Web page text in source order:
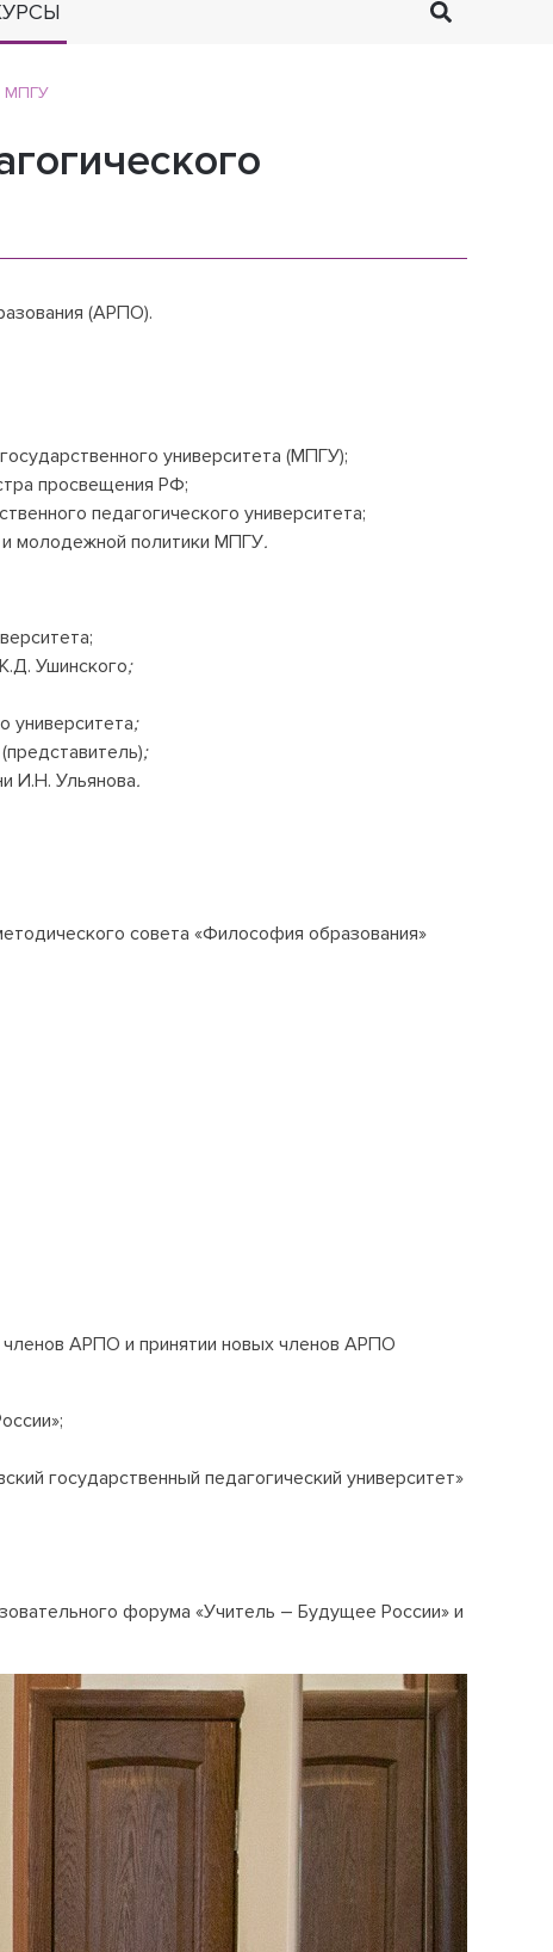
МПГУ
(АРПО).
университета (МПГУ);
просвещения РФ;
педагогического университета;
и молодежной политики МПГУ.
Ушинского;
университета;
;
И.Н. Ульянова.
совета «Философия образования»
АРПО и принятии новых членов АРПО
государственный педагогический университет»
форума «Учитель – Будущее России» и